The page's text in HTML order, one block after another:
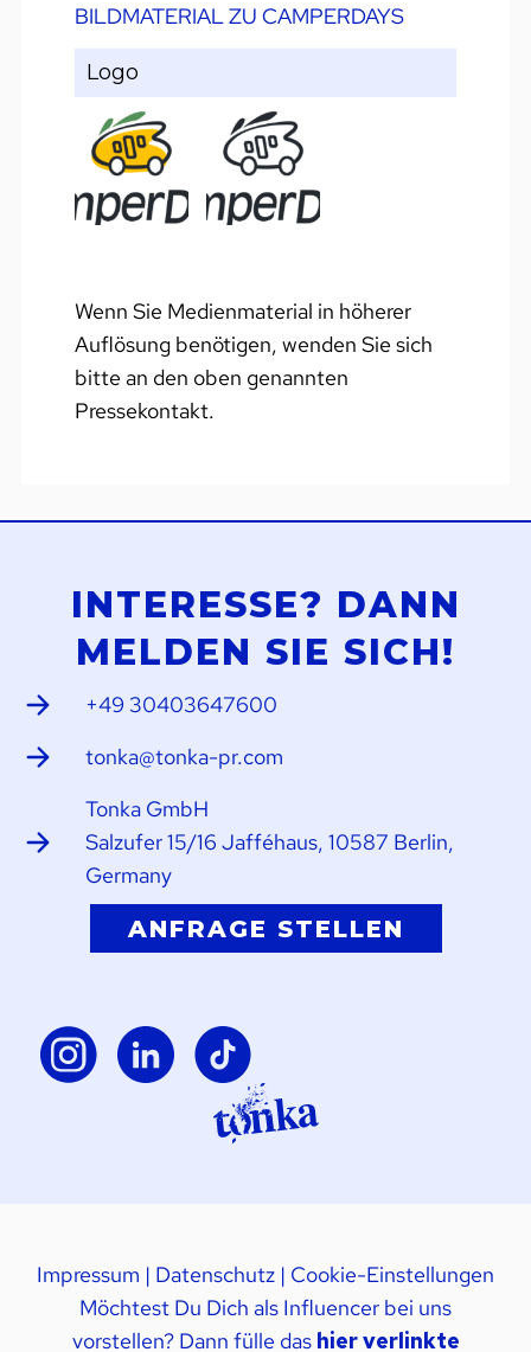
BILDMATERIAL ZU CAMPERDAYS
Logo
Wenn Sie Medienmaterial in höherer
Auflösung benötigen, wenden Sie sich
bitte an den oben genannten
Pressekontakt.
INTERESSE? DANN
MELDEN SIE SICH!
+49 30403647600
tonka@tonka-pr.com
Tonka GmbH
Salzufer 15/16 Jafféhaus, 10587 Berlin,
Germany
ANFRAGE STELLEN
Impressum | Datenschutz | Cookie-Einstellungen
Möchtest Du Dich als Influencer bei uns
vorstellen? Dann fülle das hier verlinkte